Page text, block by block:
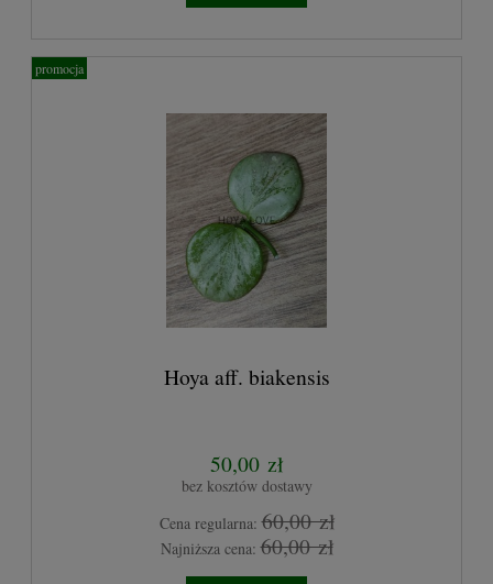
Hoya aff. biakensis
50,00 zł
bez kosztów dostawy
Cena regularna:60,00 zł
Najniższa cena:60,00 zł
promocja